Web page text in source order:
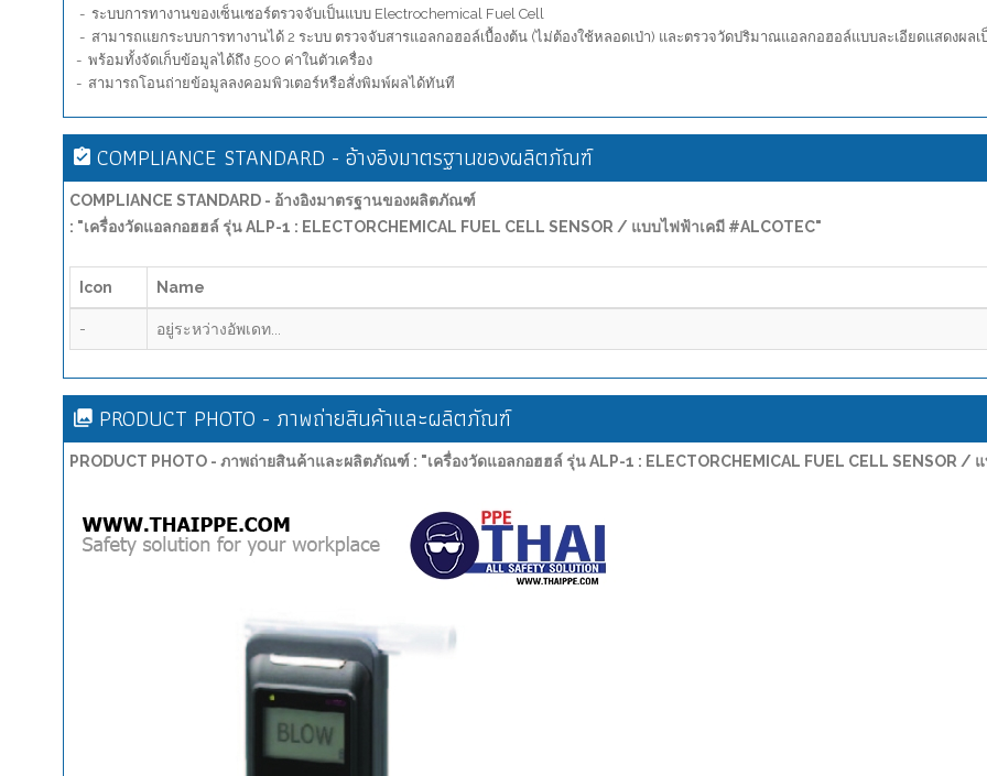
- ระบบการทางานของเซ็นเซอร์ตรวจจับเป็นแบบ Electrochemical Fuel Cell
- สามารถแยกระบบการทางานได้ 2 ระบบ ตรวจจับสารแอลกอฮอล์เบื้องต้น (ไม่ต้องใช้หลอดเป่า) และตรวจวัดปริมาณแอลกอฮอล์แบบละเอียดแสดงผลเ
- พร้อมทั้งจัดเก็บข้อมูลได้ถึง 500 ค่าในตัวเครื่อง
- สามารถโอนถ่ายข้อมูลลงคอมพิวเตอร์หรือสั่งพิมพ์ผลได้ทันที
COMPLIANCE STANDARD - อ้างอิงมาตรฐานของผลิตภัณฑ์
COMPLIANCE STANDARD - อ้างอิงมาตรฐานของผลิตภัณฑ์
: "เครื่องวัดแอลกอฮฮล์ รุ่น ALP-1 : ELECTORCHEMICAL FUEL CELL SENSOR / แบบไฟฟ้าเคมี #ALCOTEC"
Icon Name
- อยู่ระหว่างอัพเดท...
PRODUCT PHOTO - ภาพถ่ายสินค้าและผลิตภัณฑ์
PRODUCT PHOTO - ภาพถ่ายสินค้าและผลิตภัณฑ์ : "เครื่องวัดแอลกอฮฮล์ รุ่น ALP-1 : ELECTORCHEMICAL FUEL CELL SENSOR /